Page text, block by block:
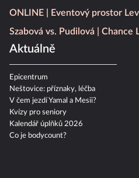
ONLINE
Eventový prostor
Szabová vs. Pudilová
Chance
Aktuálně
Epicentrum
Neštovice: příznaky, léčba
V čem jezdí Yamal a Mesii?
Kvízy pro seniory
Kalendář úplňků 2026
Co je bodycount?